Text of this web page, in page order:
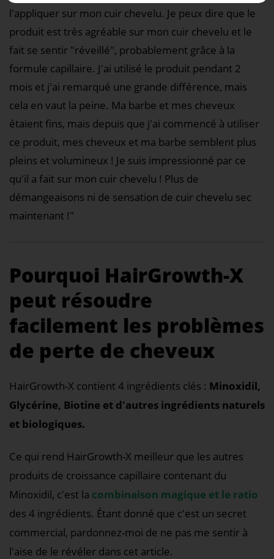
l'appliquer sur mon cuir chevelu. Je peux dire que le
produit est très agréable sur mon cuir chevelu et le
fait se sentir "réveillé", probablement grâce à la
formule capillaire. J'ai utilisé le produit pendant 2
mois et j'ai remarqué une grande différence, mais
cela en vaut la peine. Ma barbe et mes cheveux
étaient fins, mais depuis que j'ai commencé à utiliser
ce produit, mes cheveux et ma barbe semblent plus
pleins et volumineux ! Je suis impressionné par ce
qu'il a fait sur mon cuir chevelu ! Plus de
démangeaisons ni de sensation de cuir chevelu sec
maintenant !"
Pourquoi HairGrowth-X
peut résoudre
facilement les problèmes
de perte de cheveux
HairGrowth-X contient 4 ingrédients clés : Minoxidil,
Glycérine, Biotine et d'autres ingrédients naturels
et biologiques.
Ce qui rend HairGrowth-X meilleur que les autres
produits de croissance capillaire contenant du
Minoxidil, c'est la combinaison magique et le ratio
des 4 ingrédients. Étant donné que c'est un secret
commercial, pardonnez-moi de ne pas me sentir à
l'aise de le révéler dans cet article.